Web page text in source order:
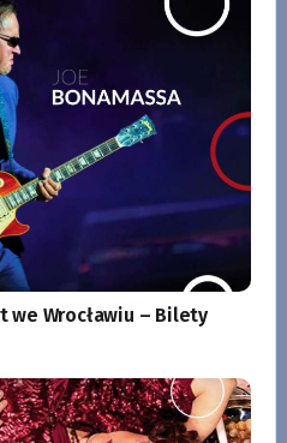
we Wrocławiu – Bilety